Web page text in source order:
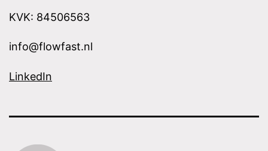
KVK: 84506563
info@flowfast.nl
LinkedIn